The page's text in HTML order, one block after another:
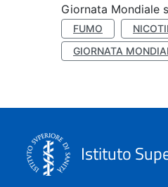
Giornata Mondiale
FUMO
GIORNATA
Istituto